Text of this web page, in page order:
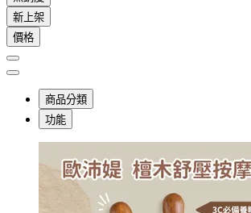
新上架
價格
商品分類
功能